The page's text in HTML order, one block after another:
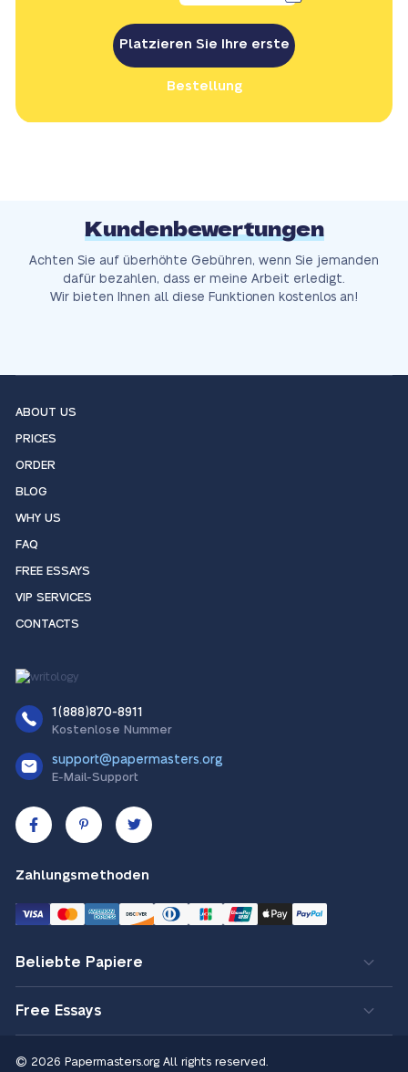
Platzieren Sie Ihre erste
Bestellung
Kundenbewertungen
Achten Sie auf überhöhte Gebühren, wenn Sie jemanden
dafür bezahlen, dass er meine Arbeit erledigt.
Wir bieten Ihnen all diese Funktionen kostenlos an!
ABOUT US
PRICES
ORDER
BLOG
WHY US
FAQ
FREE ESSAYS
VIP SERVICES
CONTACTS
1(888)870-8911
Kostenlose Nummer
support@papermasters.org
E-Mail-Support
Zahlungsmethoden
Beliebte Papiere
Free Essays
© 2026 Papermasters.org All rights reserved.